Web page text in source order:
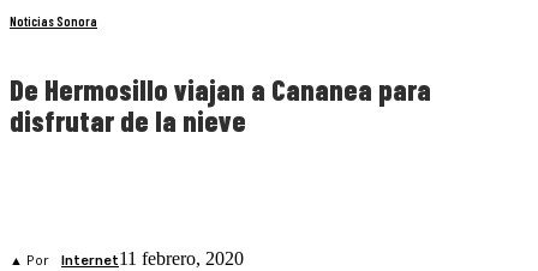
Noticias Sonora
De Hermosillo viajan a Cananea para
disfrutar de la nieve
▲ Por Internet11 febrero, 2020